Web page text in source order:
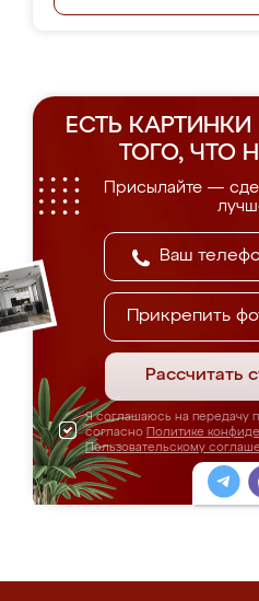
ЕСТЬ
ТОГО, ЧТО
Присылайте —
Прикрепить
Рассчитать
Я соглашаюсь на передачу
согласно Политике
Пользовательскому